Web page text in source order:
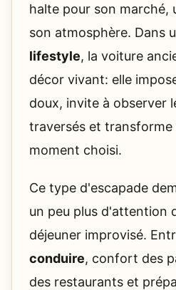
halte pour son marché,
son atmosphère. Dans
lifestyle, la voiture
décor vivant: elle
doux, invite à observer
traversés et transforme
moment choisi.
Ce type d'escapade
un peu plus d'attention
déjeuner improvisé.
conduire, confort des
des restaurants et